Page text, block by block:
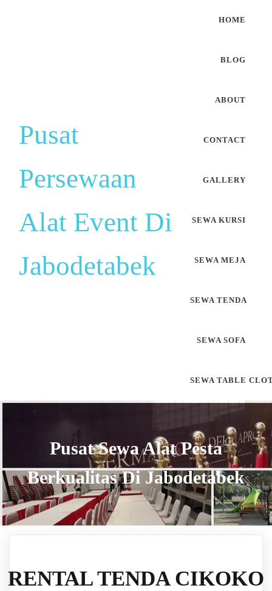
Pusat
Persewaan
Alat Event Di
Jabodetabek
HOME
BLOG
ABOUT
CONTACT
GALLERY
SEWA KURSI
SEWA MEJA
SEWA TENDA
SEWA SOFA
SEWA TABLE
Pusat Sewa Alat Pesta
Berkualitas Di Jabodetabek
RENTAL TENDA CIKOKO